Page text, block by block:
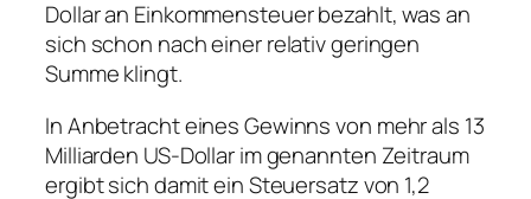
Dollar an Einkommensteuer bezahlt, was an
sich schon nach einer relativ geringen
Summe klingt.
In Anbetracht eines Gewinns von mehr als 13
Milliarden US-Dollar im genannten Zeitraum
ergibt sich damit ein Steuersatz von 1,2